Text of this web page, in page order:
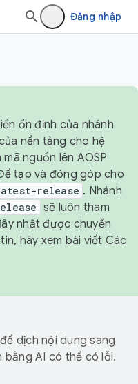
Đăng nhập
ổn định của nhánh
nền tảng cho hệ
nguồn lên AOSP
tạo và đóng góp cho
release . Nhánh
sẽ luôn tham
nhất được chuyển
hãy xem bài viết Các
dịch nội dung sang
bằng AI có thể có lỗi.